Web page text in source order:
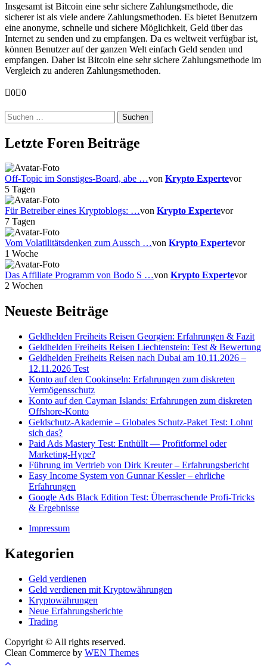
Insgesamt ist Bitcoin eine sehr sichere Zahlungsmethode, die
sicherer ist als viele andere Zahlungsmethoden. Es bietet Benutzern
eine anonyme, schnelle und sichere Möglichkeit, Geld über das
Internet zu senden und zu empfangen. Da es weltweit verfügbar ist,
können Benutzer auf der ganzen Welt einfach Geld senden und
empfangen. Daher ist Bitcoin eine sehr sichere Zahlungsmethode im
Vergleich zu anderen Zahlungsmethoden.
Anklicken
Daumen
nach
0 Anklicken
Daumen
nach
0
Suchen
nach:
Letzte Foren Beiträge
Off-Topic im Sonstiges-Board, abe …von Krypto Expertevor
5 Tagen
Für Betreiber eines Kryptoblogs: …von Krypto Expertevor
7 Tagen
Vom Volatilitätsdenken zum Aussch …von Krypto Expertevor
1 Woche
Das Affiliate Programm von Bodo S …von Krypto Expertevor
2 Wochen
Neueste Beiträge
Geldhelden Freiheits Reisen Georgien: Erfahrungen & Fazit
Geldhelden Freiheits Reisen Liechtenstein: Test & Bewertung
Geldhelden Freiheits Reisen nach Dubai am 10.11.2026 –
12.11.2026 Test
Konto auf den Cookinseln: Erfahrungen zum diskreten
Vermögensschutz
Konto auf den Cayman Islands: Erfahrungen zum diskreten
Offshore-Konto
Geldschutz-Akademie – Globales Schutz-Paket Test: Lohnt
sich das?
Paid Ads Mastery Test: Enthüllt — Profitformel oder
Marketing-Hype?
Führung im Vertrieb von Dirk Kreuter – Erfahrungsbericht
Easy Income System von Gunnar Kessler – ehrliche
Erfahrungen
Google Ads Black Edition Test: Überraschende Profi-Tricks
& Ergebnisse
Impressum
Kategorien
Geld verdienen
Geld verdienen mit Kryptowährungen
Kryptowährungen
Neue Erfahrungsberichte
Trading
Copyright © All rights reserved.
Clean Commerce by WEN Themes